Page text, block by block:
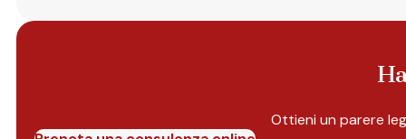
Ottieni un parere